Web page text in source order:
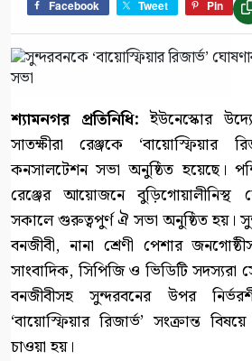
Facebook Tweet Pin
শ্যামনগর প্রতিনিধি: ইউনেস্কোর
সাতক্ষীরা রেঞ্জকে ‘বায়োস্ফিয়ার
কনসালটেশন সভা অনুষ্ঠিত হয়েছে।
রেঞ্জের আয়োজনে বুড়িগোয়ালীনিস্থ
সকালে গুরুত্বপুর্ণ ঐ সভা অনুষ্ঠিত হয়।
বনজীবী, নানা শ্রেণী পেশার
সাংবাদিক, সিপিজি ও ভিডিটি সদস্যরা
বনজীবীসহ সুন্দরবনের উপর
‘বায়োস্ফিয়ার রিজার্ভ’ সংক্রান্ত
চাওয়া হয়।